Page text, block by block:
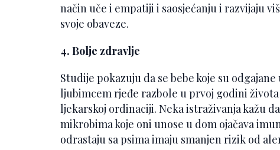
način uče i empatiji i saosjećanju i razvijaju
svoje obaveze.
4. Bolje zdravlje
Studije pokazuju da se bebe koje su
ljubimcem rjeđe razbole u prvoj godini
ljekarskoj ordinaciji. Neka istraživanja kažu
mikrobima koje oni unose u dom ojačava
odrastaju sa psima imaju smanjen rizik od